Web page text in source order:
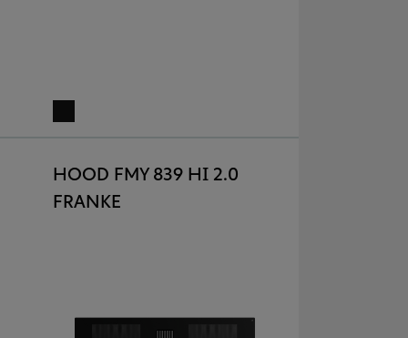
HOOD FMY 839 HI 2.0
FRANKE